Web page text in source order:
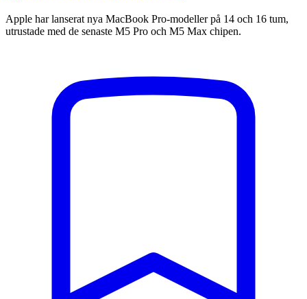
Apple har lanserat nya MacBook Pro-modeller på 14 och 16 tum,
utrustade med de senaste M5 Pro och M5 Max chipen.